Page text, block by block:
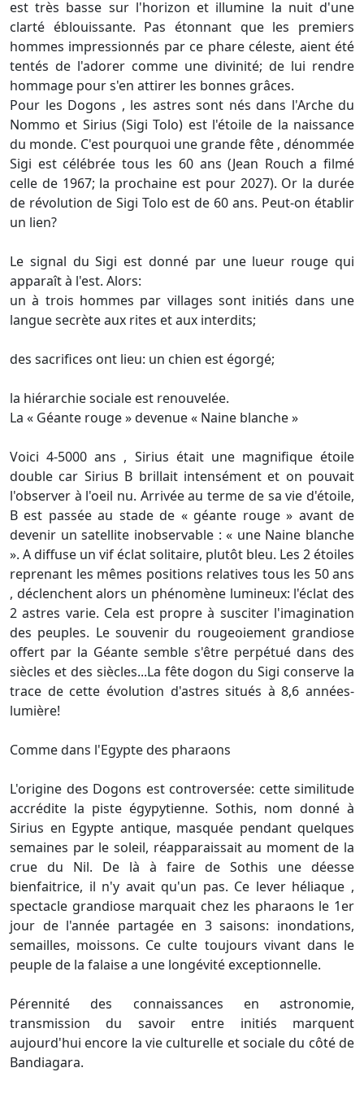
est très basse sur l'horizon et illumine la nuit d'une
clarté éblouissante. Pas étonnant que les premiers
hommes impressionnés par ce phare céleste, aient été
tentés de l'adorer comme une divinité; de lui rendre
hommage pour s'en attirer les bonnes grâces.
Pour les Dogons , les astres sont nés dans l'Arche du
Nommo et Sirius (Sigi Tolo) est l'étoile de la naissance
du monde. C'est pourquoi une grande fête , dénommée
Sigi est célébrée tous les 60 ans (Jean Rouch a filmé
celle de 1967; la prochaine est pour 2027). Or la durée
de révolution de Sigi Tolo est de 60 ans. Peut-on établir
un lien?
Le signal du Sigi est donné par une lueur rouge qui
apparaît à l'est. Alors:
un à trois hommes par villages sont initiés dans une
langue secrète aux rites et aux interdits;
des sacrifices ont lieu: un chien est égorgé;
la hiérarchie sociale est renouvelée.
La « Géante rouge » devenue « Naine blanche »
Voici 4-5000 ans , Sirius était une magnifique étoile
double car Sirius B brillait intensément et on pouvait
l'observer à l'oeil nu. Arrivée au terme de sa vie d'étoile,
B est passée au stade de « géante rouge » avant de
devenir un satellite inobservable : « une Naine blanche
». A diffuse un vif éclat solitaire, plutôt bleu. Les 2 étoiles
reprenant les mêmes positions relatives tous les 50 ans
, déclenchent alors un phénomène lumineux: l'éclat des
2 astres varie. Cela est propre à susciter l'imagination
des peuples. Le souvenir du rougeoiement grandiose
offert par la Géante semble s'être perpétué dans des
siècles et des siècles...La fête dogon du Sigi conserve la
trace de cette évolution d'astres situés à 8,6 années-
lumière!
Comme dans l'Egypte des pharaons
L'origine des Dogons est controversée: cette similitude
accrédite la piste égypytienne. Sothis, nom donné à
Sirius en Egypte antique, masquée pendant quelques
semaines par le soleil, réapparaissait au moment de la
crue du Nil. De là à faire de Sothis une déesse
bienfaitrice, il n'y avait qu'un pas. Ce lever héliaque ,
spectacle grandiose marquait chez les pharaons le 1er
jour de l'année partagée en 3 saisons: inondations,
semailles, moissons. Ce culte toujours vivant dans le
peuple de la falaise a une longévité exceptionnelle.
Pérennité des connaissances en astronomie,
transmission du savoir entre initiés marquent
aujourd'hui encore la vie culturelle et sociale du côté de
Bandiagara.